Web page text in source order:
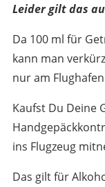
Leider gilt das
Da 100 ml für
kann man
nur am
Kaufst Du Deine
ins Flugzeug
Das gilt für